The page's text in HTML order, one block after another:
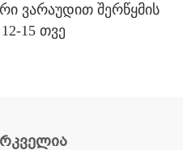
ვარაუდით შერწყმის
15 თვე